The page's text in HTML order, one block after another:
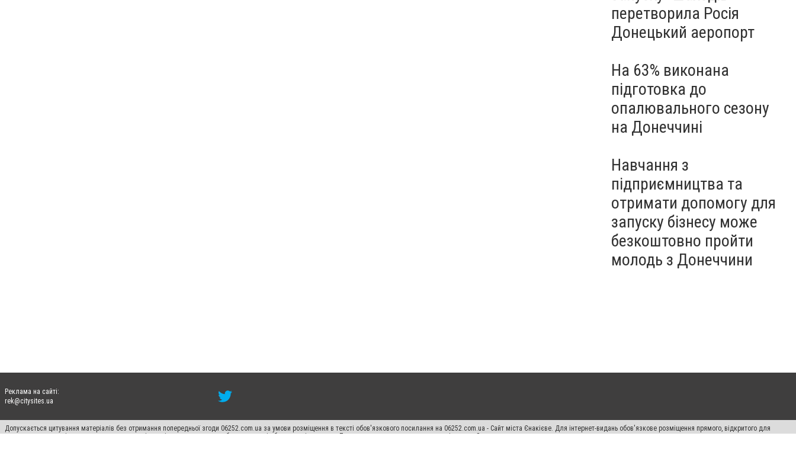
перетворила Росія
Донецький аеропорт
На 63% виконана
підготовка до
опалювального сезону
на Донеччині
Навчання з
підприємництва та
отримати допомогу для
запуску бізнесу може
безкоштовно пройти
молодь з Донеччини
Реклама на сайті:
rek@citysites.ua
Допускається цитування матеріалів без отримання попередньої згоди 06252.com.ua за умови розміщення в тексті обов'язкового посилання на 06252.com.ua - Сайт міста Єнакієве. Для інтернет-видань обов'язкове розміщення прямого, відкритого для
пошукових систем гіперпосилання на цитовані статті не нижче другого абзацу в тексті або в якості джерела. Порушення виняткових прав переслідується Законом.